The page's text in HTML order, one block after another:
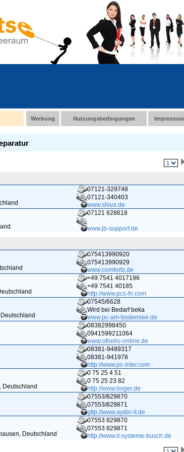
Werbung Nutzungsbedingungen Impressum
07121-329748
07121-340403
www.shiva.de
07121 628618
www.jb-support.de
075413990920
075413990929
www.comforts.de
+49 7541 4017196
+49 7541 40185
http://www.pcs-fn.com
07545/6628
Wird bei Bedarf beka
www.pc-am-bodensee.de
08382998450
0941599211064
www.othello-online.de
08381-9489317
08381-941978
http://www.pc-inter.com
Deutschland
0 75 25 4 51
0 75 25 23 82
http://www.boger.de
07553/829870
07553/829871
gttp://www.aydin-it.de
Deutschland
07553 829870
07553 829871
http://www.it-systeme-busch.de